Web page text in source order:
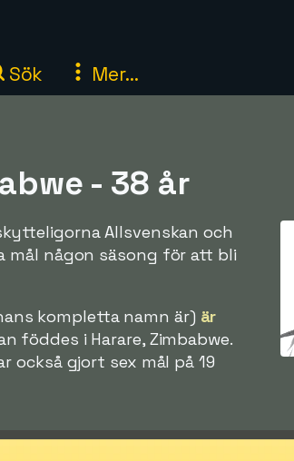
Sök Mer...
- 38 år
Allsvenskan och
mål någon säsong för att bli
kompletta namn är) är
föddes i Harare, Zimbabwe.
också gjort sex mål på 19